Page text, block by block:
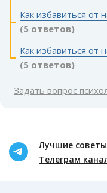
Как избавиться от
(5 ответов)
Как избавиться от
(5 ответов)
Задать вопрос
Лучшие
Телеграм